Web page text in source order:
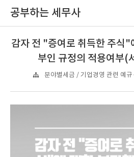
공부하는 세무사
감자 전 "증여로 취득한 주식"
부인 규정의 적용여부(
분야별세금 / 기업경영 관련 예규